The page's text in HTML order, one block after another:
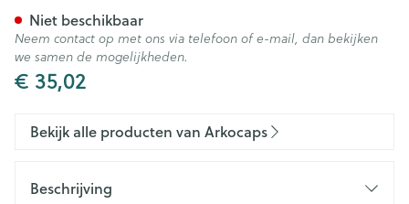
€ 35,02
Niet beschikbaar
Neem contact op met ons via telefoon of e-mail, dan bekijken
we samen de mogelijkheden.
Bekijk alle producten van Arkocaps
Beschrijving